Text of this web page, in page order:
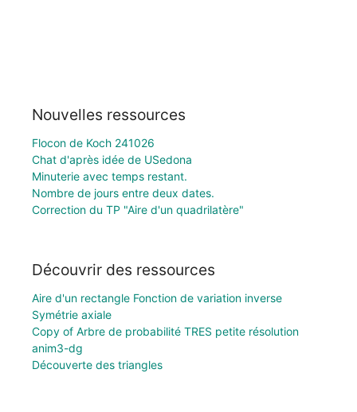
Nouvelles ressources
Flocon de Koch 241026
Chat d'après idée de USedona
Minuterie avec temps restant.
Nombre de jours entre deux dates.
Correction du TP "Aire d'un quadrilatère"
Découvrir des ressources
Aire d'un rectangle Fonction de variation inverse
Symétrie axiale
Copy of Arbre de probabilité TRES petite résolution
anim3-dg
Découverte des triangles